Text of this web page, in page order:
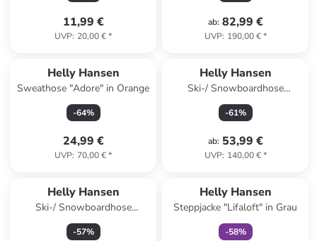
11,99 €
UVP: 20,00 €*
ab: 82,99 €
UVP: 190,00 €*
Helly Hansen
Sweathose "Adore" in Orange
-64%
24,99 €
UVP: 70,00 €*
Helly Hansen
Ski-/ Snowboardhose
"Diamond" in Hellblau
-61%
ab: 53,99 €
UVP: 140,00 €*
Helly Hansen
Ski-/ Snowboardhose
"Diamond" in Schwarz
-57%
Helly Hansen
Steppjacke "Lifaloft" in Grau
-58%